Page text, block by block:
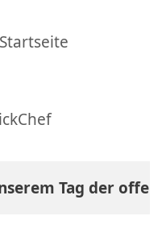
Tag der